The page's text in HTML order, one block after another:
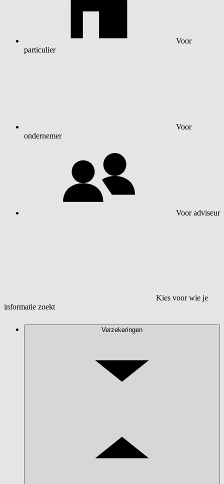
Voor
particulier
Voor
ondernemer
Voor adviseur
Kies voor wie je
informatie zoekt
Verzekeringen